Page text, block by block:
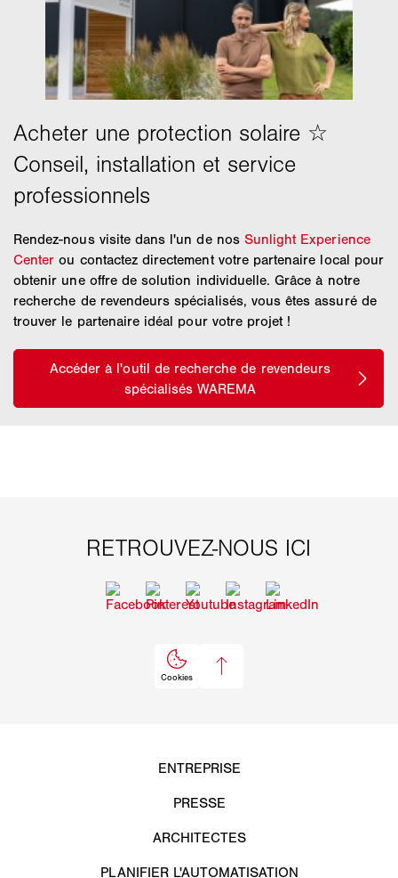
Rendez-nous visite dans l'un de nos Sunlight Experience
Center ou contactez directement votre partenaire local pour
obtenir une offre de solution individuelle. Grâce à notre
recherche de revendeurs spécialisés, vous êtes assuré de
trouver le partenaire idéal pour votre projet !